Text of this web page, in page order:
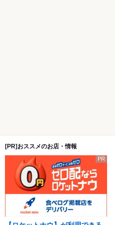
[PR]おススメのお店・情報
PR